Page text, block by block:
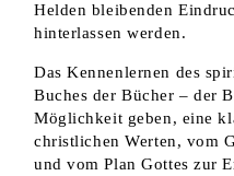
Helden bleibenden
hinterlassen werden.
Das Kennenlernen des
Buches der Bücher – der
Möglichkeit geben, eine
christlichen Werten, vom
und vom Plan Gottes zur